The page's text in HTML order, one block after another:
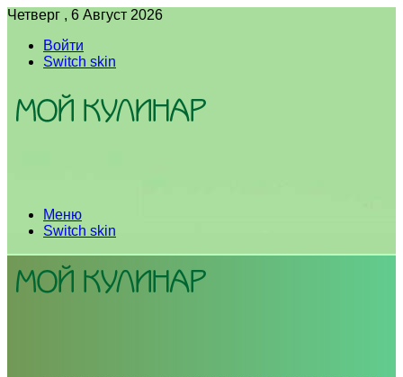
Четверг , 6 Август 2026
Войти
Switch skin
Меню
Switch skin